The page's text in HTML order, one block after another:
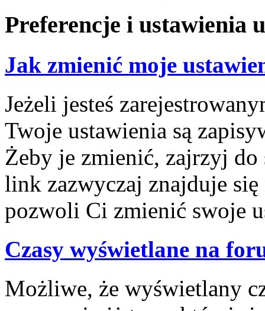
Preferencje i ustawienia
Jak zmienić moje
Jeżeli jesteś
Twoje ustawienia są
Żeby je zmienić, zajrzyj
link zazwyczaj znajduje
pozwoli Ci zmienić swoje
Czasy wyświetlane na
Możliwe, że wyświetlany